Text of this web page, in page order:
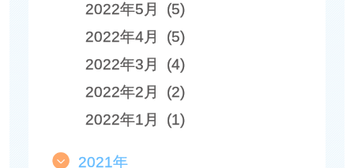
2022年5月 (5)
2022年4月 (5)
2022年3月 (4)
2022年2月 (2)
2022年1月 (1)
2021年